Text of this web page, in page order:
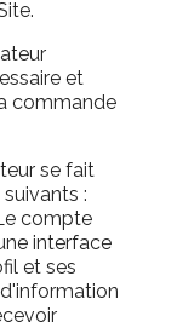
et
commande
se fait
:
compte
interface
et ses